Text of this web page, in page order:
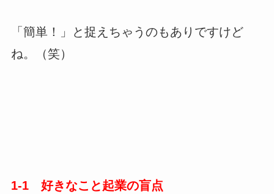
「簡単！」と捉えちゃうのもありですけど
ね。（笑）
1-1 好きなこと起業の盲点